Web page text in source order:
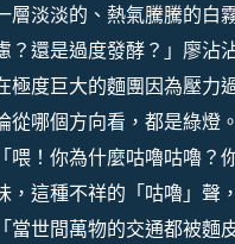
層淡淡的、熱氣騰騰的白
？還是過度發酵？」廖沾
極度巨大的麵團因為壓力
從哪個方向看，都是綠燈
「喂！你為什麼咕嚕咕嚕
，這種不祥的「咕嚕」聲
「當世間萬物的交通都被